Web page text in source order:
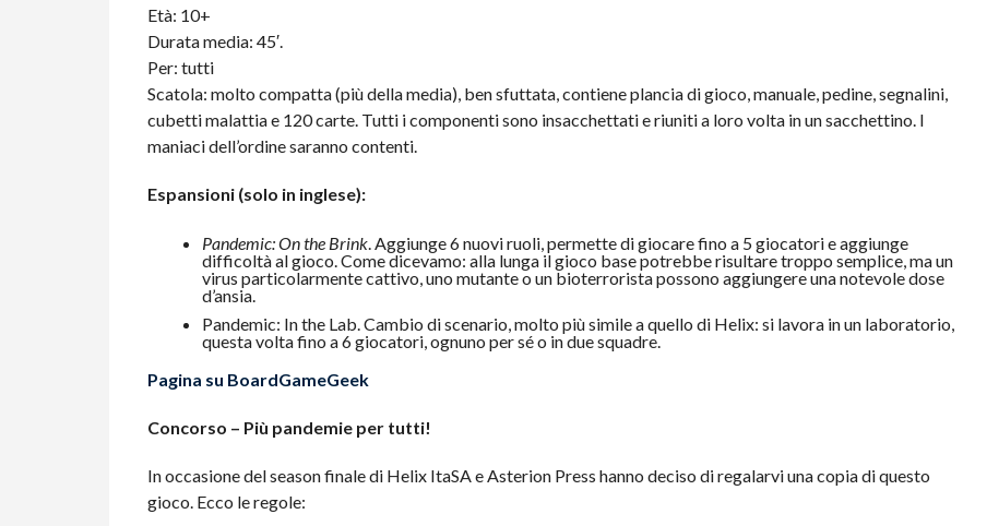
Età: 10+
Durata media: 45′.
Per: tutti
Scatola: molto compatta (più della media), ben sfuttata, contiene plancia di gioco, manuale, pedine, segnalini,
cubetti malattia e 120 carte. Tutti i componenti sono insacchettati e riuniti a loro volta in un sacchettino. I
maniaci dell’ordine saranno contenti.
Espansioni (solo in inglese):
Pandemic: On the Brink. Aggiunge 6 nuovi ruoli, permette di giocare fino a 5 giocatori e aggiunge
difficoltà al gioco. Come dicevamo: alla lunga il gioco base potrebbe risultare troppo semplice, ma un
virus particolarmente cattivo, uno mutante o un bioterrorista possono aggiungere una notevole dose
d’ansia.
Pandemic: In the Lab. Cambio di scenario, molto più simile a quello di Helix: si lavora in un laboratorio,
questa volta fino a 6 giocatori, ognuno per sé o in due squadre.
Pagina su BoardGameGeek
Concorso – Più pandemie per tutti!
In occasione del season finale di Helix ItaSA e Asterion Press hanno deciso di regalarvi una copia di questo
gioco. Ecco le regole: